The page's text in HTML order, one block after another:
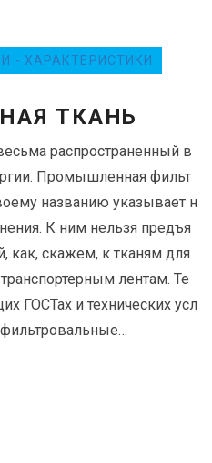
- ХАРАКТЕРИСТИКИ
ТКАНЬ
распространенный в
Промышленная фильт
названию указывает н
К ним нельзя предъя
как, скажем, к тканям для
лентам. Те
ГОСТах и технических усл